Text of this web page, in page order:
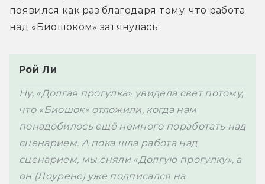
появился как раз благодаря тому, что работа
Рой Ли
Ну, «Долгая прогулка» увидела свет потому,
что «Биошок» отложили, когда нам
понадобилось ещё немного поработать над
сценарием. А пока шла работа над
сценарием, мы сняли «Долгую прогулку», а
он (Лоуренс) уже подписался на